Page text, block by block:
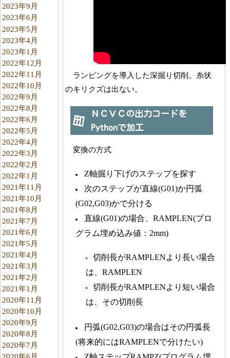
2023年9月
2023年6月
2023年5月
2023年4月
2023年1月
2022年12月
2022年11月
2022年10月
2022年9月
2022年8月
2022年6月
2022年5月
2022年4月
2022年3月
2022年2月
2022年1月
2021年11月
2021年10月
2021年8月
2021年7月
2021年6月
2021年5月
2021年4月
2021年3月
2021年2月
2021年1月
2020年11月
2020年10月
2020年9月
2020年8月
2020年7月
ランピングを導入した深掘り切削。糸状
のキリクズは出ない。
ＮＣＶＣの出力コードを
Pythonで加工
変換の方式
Z軸掘り下げのステップを探す
次のステップが直線(G01)か円弧
(G02,G03)かで分ける
直線(G01)の場合、RAMPLEN(プロ
グラム埋め込み値：2mm)
切削長がRAMPLENより長い場合
は、 RAMPLEN
切削長がRAMPLENより短い場合
は、その切削長
円弧(G02,G03)の場合はその円弧長
(将来的にはRAMPLENで分けたい)